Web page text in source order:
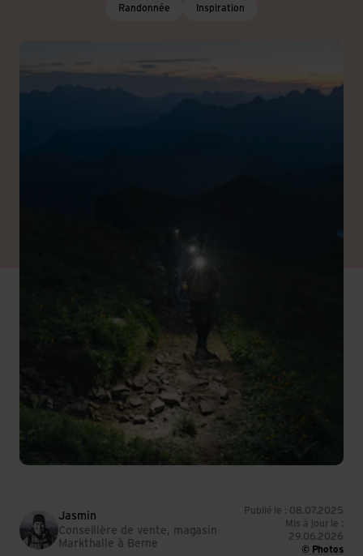
Randonnée Inspiration
Jasmin
Conseillère de vente, magasin
Markthalle à Berne
Publié le : 08.07.2025
Mis à jour le :
29.06.2026
© Photos